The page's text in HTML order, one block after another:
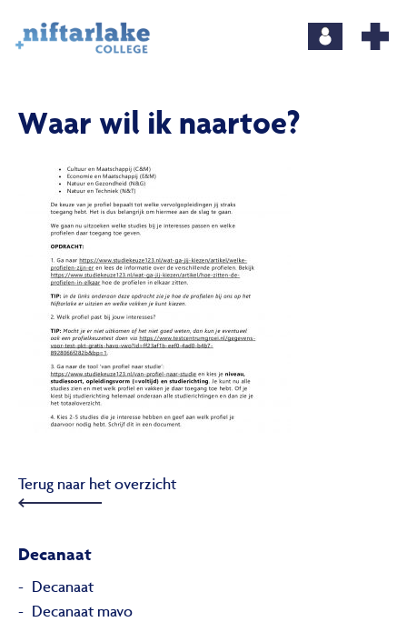
Waar wil ik naartoe?
Terug naar het overzicht
Decanaat
Decanaat
Decanaat mavo